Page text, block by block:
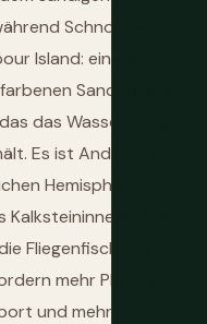
Schnorchler
Island: eine winzige
Sandstrand,
das Wasser ruhig
Es ist Andros: das
Hemisphäre,
fallen,
Fliegenfischer aus
mehr Planung,
und mehr